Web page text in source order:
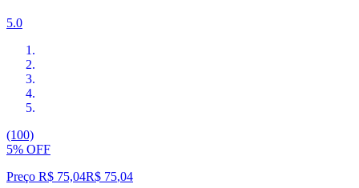
5.0
(100)
5% OFF
Preço R$ 75,04R$ 75,04